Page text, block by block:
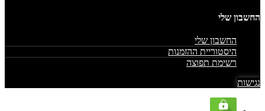
החשבון שלי
החשבון שלי
היסטוריית ההזמנות
רשימת תפוצה
נגישות